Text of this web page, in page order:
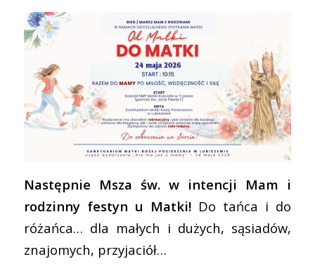
Następnie Msza św. w intencji Mam i
rodzinny festyn u Matki!Do tańca i do
różańca… dla małych i dużych, sąsiadów,
znajomych, przyjaciół…